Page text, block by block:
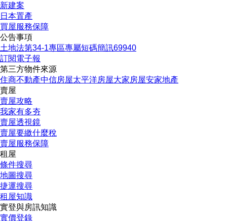
新建案
日本置產
買屋服務保障
公告事項
土地法第34-1專區專屬短碼簡訊69940
訂閱電子報
第三方物件來源
住商不動產中信房屋太平洋房屋大家房屋安家地產
賣屋
賣屋攻略
我家有多夯
賣屋透視鏡
賣屋要繳什麼稅
賣屋服務保障
租屋
條件搜尋
地圖搜尋
捷運搜尋
租屋知識
實登與房訊知識
實價登錄